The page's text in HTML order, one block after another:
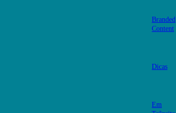
Branded
Content
Dicas
Em